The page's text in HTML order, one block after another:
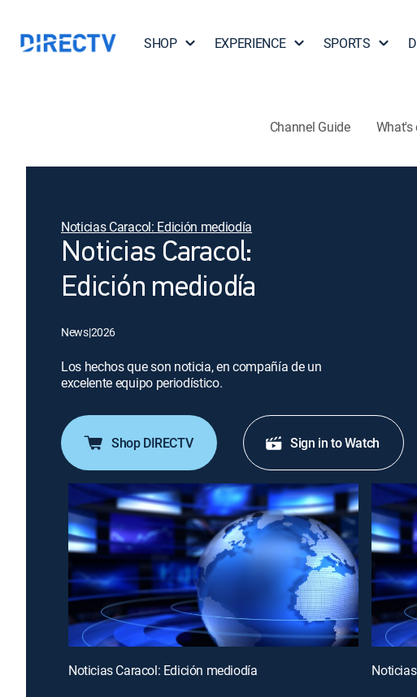
SHOP EXPERIENCE SPORTS
Channel Guide What's
Noticias Caracol: Edición mediodía
Noticias Caracol:
Edición mediodía
News|2026
Los hechos que son noticia, en compañía de un
excelente equipo periodístico.
Shop DIRECTV Sign in to Watch
Noticias Caracol: Edición mediodía